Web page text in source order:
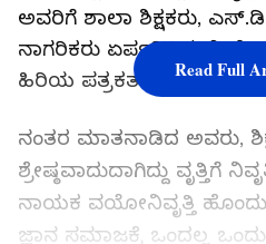
ಅವರಿಗೆ ಶಾಲಾ ಶಿಕ್ಷಕರು,
ನಾಗರಿಕರು ಏರ್ಪಡಿಸಿದ್ದ
ಹಿರಿಯ ಪತ್ರಕರ್ತ ರಾಧಾಕೃಷ್ಣ
ನಂತರ ಮಾತನಾಡಿದ ಅವರು,
ಶ್ರೇಷ್ಠವಾದುದಾಗಿದ್ದು ವೃತ್ತಿಗೆ
ನಾಯಕ ವಯೋನಿವೃತ್ತಿ
ಜ್ಞಾನ ಸಮಾಜಕ್ಕೆ ಒಂದಲ್ಲ
Read Full